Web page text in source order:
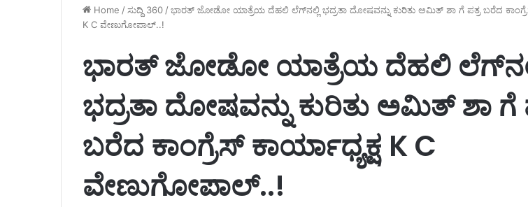
Home /ಸುದ್ದಿ 360 /ಭಾರತ್ ಜೋಡೋ ಯಾತ್ರೆಯ ದೆಹಲಿ ಲೆಗ್‌ನಲ್ಲಿ ಭದ್ರತಾ ದೋಷವನ್ನು ಕುರಿತು ಅಮಿತ್ ಶಾ ಗೆ ಪತ್ರ ಬರೆದ
K C ವೇಣುಗೋಪಾಲ್..!
ಭಾರತ್ ಜೋಡೋ ಯಾತ್ರೆಯ ದೆಹಲಿ
ಭದ್ರತಾ ದೋಷವನ್ನು ಕುರಿತು ಅಮಿತ್ ಶಾ ಗೆ
ಬರೆದ ಕಾಂಗ್ರೆಸ್ ಕಾರ್ಯಾಧ್ಯಕ್ಷ K C
ವೇಣುಗೋಪಾಲ್..!